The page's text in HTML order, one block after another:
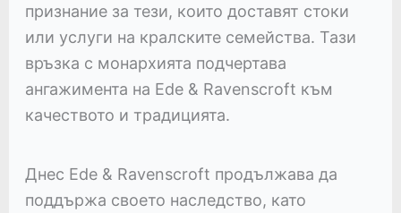
признание за тези, които доставят стоки
или услуги на кралските семейства. Тази
връзка с монархията подчертава
ангажимента на Ede & Ravenscroft към
качеството и традицията.
Днес Ede & Ravenscroft продължава да
поддържа своето наследство, като